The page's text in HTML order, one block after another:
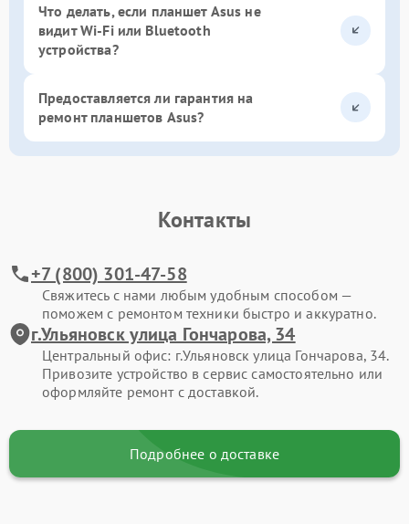
Что делать, если планшет Asus не
видит Wi-Fi или Bluetooth
устройства?
Предоставляется ли гарантия на
ремонт планшетов Asus?
Контакты
+7 (800) 301-47-58
Свяжитесь с нами любым удобным способом —
поможем с ремонтом техники быстро и аккуратно.
г.Ульяновск улица Гончарова, 34
Центральный офис: г.Ульяновск улица Гончарова, 34.
Привозите устройство в сервис самостоятельно или
оформляйте ремонт с доставкой.
Подробнее о доставке